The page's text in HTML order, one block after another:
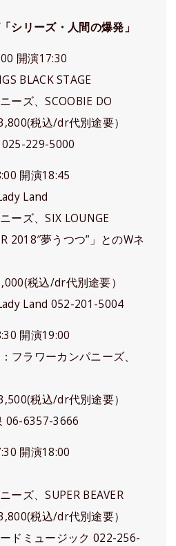
シリーズ・人間の爆発」
開演17:30
BLACK STAGE
ーズ、SCOOBIE DO
税込/dr代別途要）
229-5000
開演18:45
Land
ーズ、SIX LOUNGE
2018″夢うつつ”」とのWネ
税込/dr代別途要）
Land 052-201-5004
開演19:00
フラワーカンパニーズ、
税込/dr代別途要）
06-6357-3666
開演18:00
ーズ、SUPER BEAVER
税込/dr代別途要）
ドミュージック 022-256-